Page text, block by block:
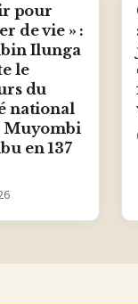
pour
de vie » :
Ilunga
le
du
national
Muyombi
en 137